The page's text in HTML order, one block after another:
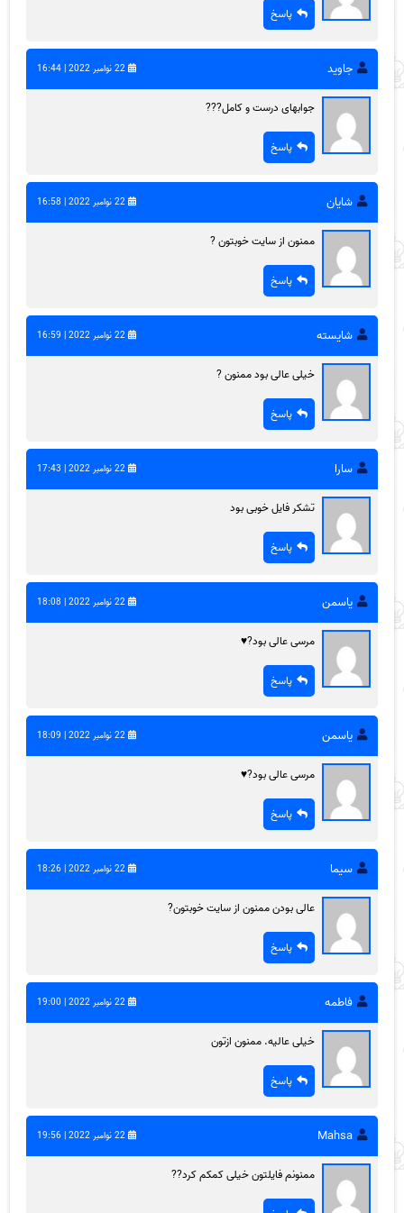
پاسخ
جاوید 22 نوامبر 2022 | 16:44
جوابهای درست و کامل???
پاسخ
شایان 22 نوامبر 2022 | 16:58
ممنون از سایت خوبتون ?
پاسخ
شایسته 22 نوامبر 2022 | 16:59
خیلی عالی بود ممنون ?
پاسخ
سارا 22 نوامبر 2022 | 17:43
تشکر فایل خوبی بود
پاسخ
یاسمن 22 نوامبر 2022 | 18:08
مرسی عالی بود?♥
پاسخ
یاسمن 22 نوامبر 2022 | 18:09
مرسی عالی بود?♥
پاسخ
سیما 22 نوامبر 2022 | 18:26
عالی بودن ممنون از سایت خوبتون?
پاسخ
فاطمه 22 نوامبر 2022 | 19:00
خیلی عالیه. ممنون ازتون
پاسخ
Mahsa 22 نوامبر 2022 | 19:56
ممنونم فایلتون خیلی کمکم کرد??